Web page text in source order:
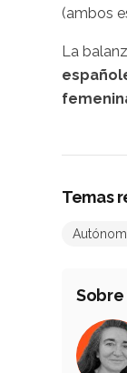
(ambos
La
Temas